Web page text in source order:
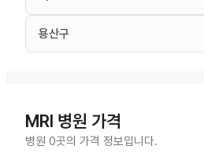
용산구
MRI 병원 가격
병원 0곳의 가격 정보입니다.